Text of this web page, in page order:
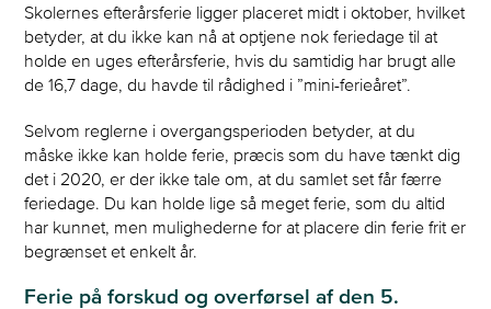
Skolernes efterårsferie ligger placeret midt i oktober, hvilket
betyder, at du ikke kan nå at optjene nok feriedage til at
holde en uges efterårsferie, hvis du samtidig har brugt alle
de 16,7 dage, du havde til rådighed i ”mini-ferieåret”.
Selvom reglerne i overgangsperioden betyder, at du
måske ikke kan holde ferie, præcis som du have tænkt dig
det i 2020, er der ikke tale om, at du samlet set får færre
feriedage. Du kan holde lige så meget ferie, som du altid
har kunnet, men mulighederne for at placere din ferie frit er
begrænset et enkelt år.
Ferie på forskud og overførsel af den 5.